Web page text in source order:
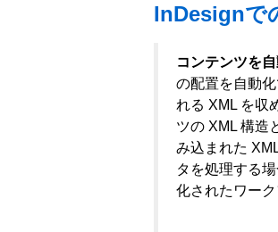
InDesignで
コンテンツを
の配置を自動
れる XML を収
ツの XML 構造
み込まれた
タを処理する
化されたワー